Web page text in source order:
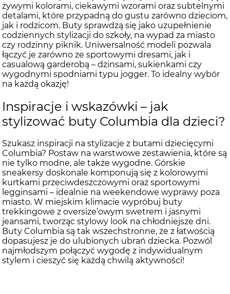
żywymi kolorami, ciekawymi wzorami oraz subtelnymi
detalami, które przypadną do gustu zarówno dzieciom,
jak i rodzicom. Buty sprawdzą się jako uzupełnienie
codziennych stylizacji do szkoły, na wypad za miasto
czy rodzinny piknik. Uniwersalność modeli pozwala
łączyć je zarówno ze sportowymi dresami, jak i
casualową garderobą – dżinsami, sukienkami czy
wygodnymi spodniami typu jogger. To idealny wybór
na każdą okazję!
Inspiracje i wskazówki – jak
stylizować buty Columbia dla dzieci?
Szukasz inspiracji na stylizacje z butami dziecięcymi
Columbia? Postaw na warstwowe zestawienia, które są
nie tylko modne, ale także wygodne. Górskie
sneakersy doskonale komponują się z kolorowymi
kurtkami przeciwdeszczowymi oraz sportowymi
legginsami – idealnie na weekendowe wyprawy poza
miasto. W miejskim klimacie wypróbuj buty
trekkingowe z oversize’owym swetrem i jasnymi
jeansami, tworząc stylowy look na chłodniejsze dni.
Buty Columbia są tak wszechstronne, że z łatwością
dopasujesz je do ulubionych ubrań dziecka. Pozwól
najmłodszym połączyć wygodę z indywidualnym
stylem i cieszyć się każdą chwilą aktywności!